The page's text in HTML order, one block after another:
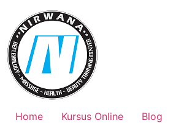
content
Home Kursus Online
Blog